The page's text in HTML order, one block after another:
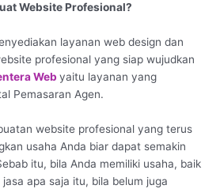
Website Profesional?
layanan web design dan
profesional yang siap wujudkan
Web yaitu layanan yang
Pemasaran Agen.
website profesional yang terus
usaha Anda biar dapat semakin
itu, bila Anda memiliki usaha, baik
apa saja itu, bila belum juga